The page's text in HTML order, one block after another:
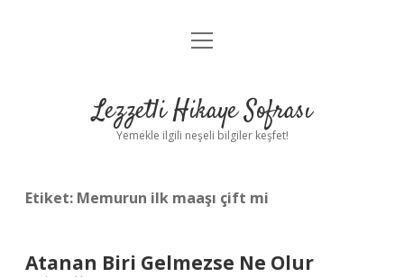
Anasayfa
Yasal Uyarı
menüyü
Lezzetli Hikaye Sofrası
Yemekle ilgili neşeli bilgiler keşfet!
Etiket: Memurun ilk maaşı çift mi
Atanan Biri Gelmezse Ne Olur